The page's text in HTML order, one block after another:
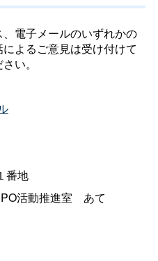
電子メールのいずれかの
よるご意見は受け付けて
い。
番地
活動推進室 あて